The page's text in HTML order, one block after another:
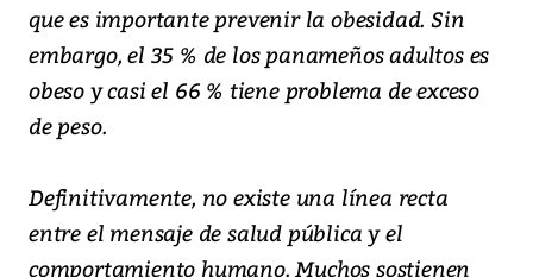
que es importante prevenir la obesidad. Sin
embargo, el 35 % de los panameños adultos es
obeso y casi el 66 % tiene problema de exceso
de peso.
Definitivamente, no existe una línea recta
entre el mensaje de salud pública y el
comportamiento humano. Muchos sostienen